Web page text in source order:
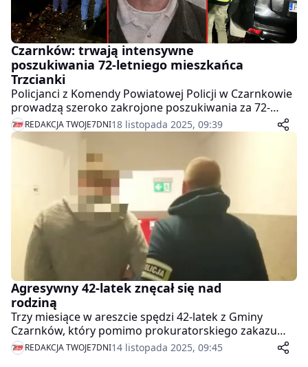
Czarnków: trwają intensywne
poszukiwania 72-letniego mieszkańca
Trzcianki
Policjanci z Komendy Powiatowej Policji w Czarnkowie
prowadzą szeroko zakrojone poszukiwania za 72-
letnim Bogusławem Górskim, mieszkańcem Trzcianki,
który w sobotę rano wyjechał na grzyby i do tej pory
nie wrócił do domu. Zgłoszenie o zaginięciu wpłynęło
do służb dopiero w niedzielę, co dodatkowo utrudnia
ustalenie dokładnego kierunku, w którym mógł się
oddalić.
REDAKCJA TWOJE7DNI18 listopada 2025, 09:39
Agresywny 42-latek znęcał się nad
rodziną
Trzy miesiące w areszcie spędzi 42-latek z Gminy
Czarnków, który pomimo prokuratorskiego zakazu
zbliżania znów naruszył spokój swoich najbliższych i
zdemolował mieszkanie.
REDAKCJA TWOJE7DNI14 listopada 2025, 09:45